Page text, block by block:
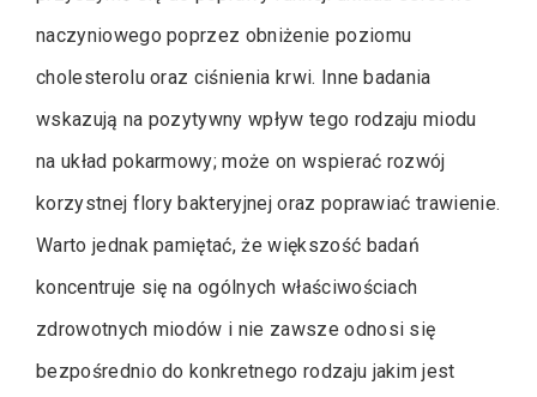
naczyniowego poprzez obniżenie poziomu
cholesterolu oraz ciśnienia krwi. Inne badania
wskazują na pozytywny wpływ tego rodzaju miodu
na układ pokarmowy; może on wspierać rozwój
korzystnej flory bakteryjnej oraz poprawiać trawienie.
Warto jednak pamiętać, że większość badań
koncentruje się na ogólnych właściwościach
zdrowotnych miodów i nie zawsze odnosi się
bezpośrednio do konkretnego rodzaju jakim jest